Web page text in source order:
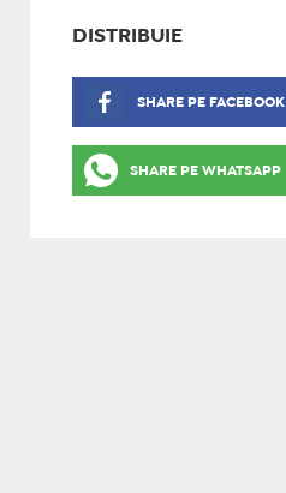
DISTRIBUIE
SHARE PE FACEBOOK
SHARE PE WHATSAPP